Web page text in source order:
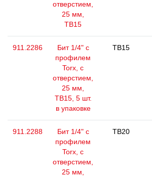
отверстием,
25 мм,
ТВ15
911.2286
Бит 1/4" с
профилем
Torx, с
отверстием,
25 мм,
ТВ15, 5 шт.
в упаковке
TB15
911.2288
Бит 1/4" с
профилем
Torx, с
отверстием,
25 мм,
TB20